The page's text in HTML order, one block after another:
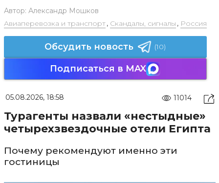
Автор: Александр Мошков
Авиаперевозка и транспорт, Скандалы, сигналы , Россия
Обсудить новость (10)
Подписаться в MAX
05.08.2026, 18:58 11014
Турагенты назвали «нестыдные»
четырехзвездочные отели Египта
Почему рекомендуют именно эти
гостиницы